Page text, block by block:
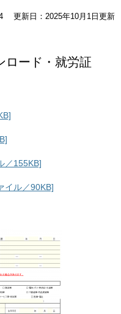
更新日：2025年10月1日更新
ロード・就労証
／155KB]
イル／90KB]